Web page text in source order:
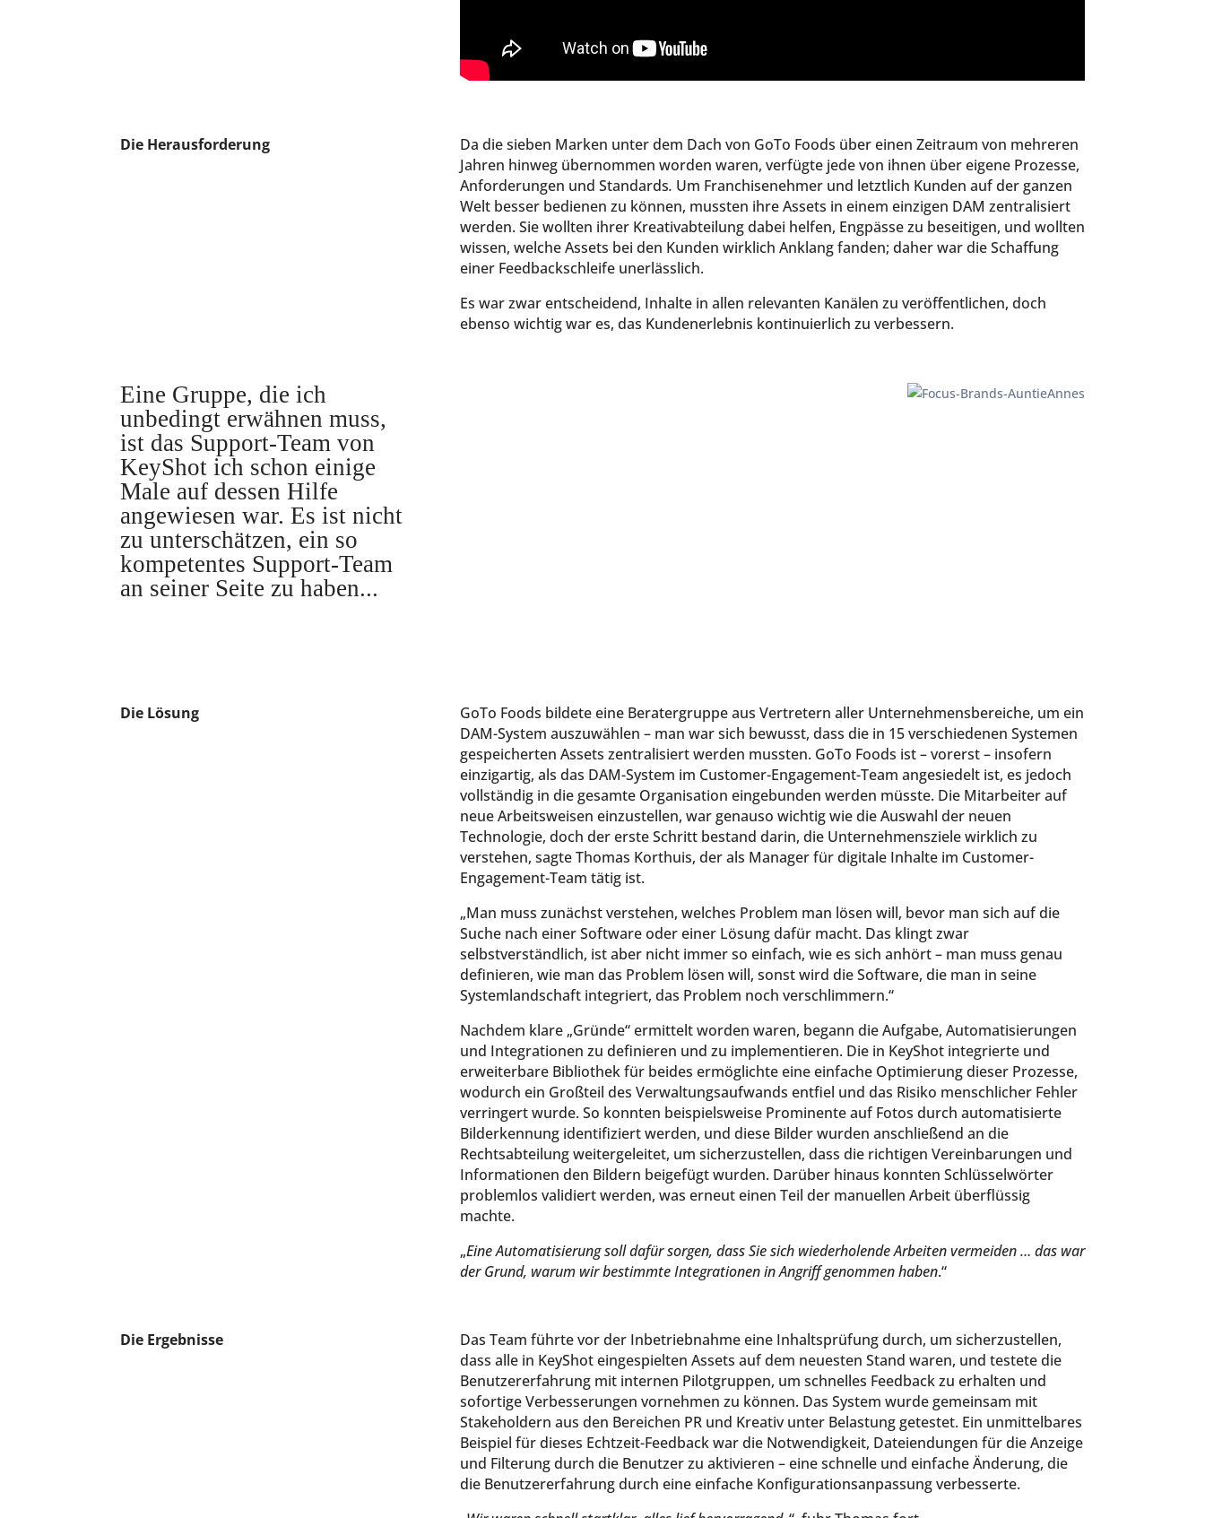
Die Herausforderung
Da die sieben Marken unter dem Dach von GoTo Foods über einen Zeitraum von mehreren
Jahren hinweg übernommen worden waren, verfügte jede von ihnen über eigene Prozesse,
Anforderungen und Standards. Um Franchisenehmer und letztlich Kunden auf der ganzen
Welt besser bedienen zu können, mussten ihre Assets in einem einzigen DAM zentralisiert
werden. Sie wollten ihrer Kreativabteilung dabei helfen, Engpässe zu beseitigen, und wollten
wissen, welche Assets bei den Kunden wirklich Anklang fanden; daher war die Schaffung
einer Feedbackschleife unerlässlich.
Es war zwar entscheidend, Inhalte in allen relevanten Kanälen zu veröffentlichen, doch
ebenso wichtig war es, das Kundenerlebnis kontinuierlich zu verbessern.
Eine Gruppe, die ich
unbedingt erwähnen muss,
ist das Support-Team von
KeyShot ich schon einige
Male auf dessen Hilfe
angewiesen war. Es ist nicht
zu unterschätzen, ein so
kompetentes Support-Team
an seiner Seite zu haben...
Die Lösung
GoTo Foods bildete eine Beratergruppe aus Vertretern aller Unternehmensbereiche, um ein
DAM-System auszuwählen – man war sich bewusst, dass die in 15 verschiedenen Systemen
gespeicherten Assets zentralisiert werden mussten. GoTo Foods ist – vorerst – insofern
einzigartig, als das DAM-System im Customer-Engagement-Team angesiedelt ist, es jedoch
vollständig in die gesamte Organisation eingebunden werden müsste. Die Mitarbeiter auf
neue Arbeitsweisen einzustellen, war genauso wichtig wie die Auswahl der neuen
Technologie, doch der erste Schritt bestand darin, die Unternehmensziele wirklich zu
verstehen, sagte Thomas Korthuis, der als Manager für digitale Inhalte im Customer-
Engagement-Team tätig ist.
„Man muss zunächst verstehen, welches Problem man lösen will, bevor man sich auf die
Suche nach einer Software oder einer Lösung dafür macht. Das klingt zwar
selbstverständlich, ist aber nicht immer so einfach, wie es sich anhört – man muss genau
definieren, wie man das Problem lösen will, sonst wird die Software, die man in seine
Systemlandschaft integriert, das Problem noch verschlimmern.“
Nachdem klare „Gründe“ ermittelt worden waren, begann die Aufgabe, Automatisierungen
und Integrationen zu definieren und zu implementieren. Die in KeyShot integrierte und
erweiterbare Bibliothek für beides ermöglichte eine einfache Optimierung dieser Prozesse,
wodurch ein Großteil des Verwaltungsaufwands entfiel und das Risiko menschlicher Fehler
verringert wurde. So konnten beispielsweise Prominente auf Fotos durch automatisierte
Bilderkennung identifiziert werden, und diese Bilder wurden anschließend an die
Rechtsabteilung weitergeleitet, um sicherzustellen, dass die richtigen Vereinbarungen und
Informationen den Bildern beigefügt wurden. Darüber hinaus konnten Schlüsselwörter
problemlos validiert werden, was erneut einen Teil der manuellen Arbeit überflüssig
machte.
„Eine Automatisierung soll dafür sorgen, dass Sie sich wiederholende Arbeiten vermeiden … das war
der Grund, warum wir bestimmte Integrationen in Angriff genommen haben.“
Die Ergebnisse
Das Team führte vor der Inbetriebnahme eine Inhaltsprüfung durch, um sicherzustellen,
dass alle in KeyShot eingespielten Assets auf dem neuesten Stand waren, und testete die
Benutzererfahrung mit internen Pilotgruppen, um schnelles Feedback zu erhalten und
sofortige Verbesserungen vornehmen zu können. Das System wurde gemeinsam mit
Stakeholdern aus den Bereichen PR und Kreativ unter Belastung getestet. Ein unmittelbares
Beispiel für dieses Echtzeit-Feedback war die Notwendigkeit, Dateiendungen für die Anzeige
und Filterung durch die Benutzer zu aktivieren – eine schnelle und einfache Änderung, die
die Benutzererfahrung durch eine einfache Konfigurationsanpassung verbesserte.